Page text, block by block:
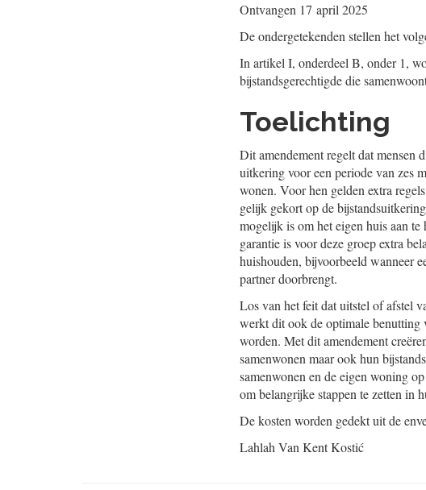
Ontvangen 17 april 2025
De ondergetekenden stellen het
In artikel I, onderdeel B, onder 1,
bijstandsgerechtigde die
Toelichting
Dit amendement regelt dat mensen
uitkering voor een periode van zes
wonen. Voor hen gelden extra
gelijk gekort op de
mogelijk is om het eigen huis aan
garantie is voor deze groep extra
huishouden, bijvoorbeeld wanneer
partner doorbrengt.
Los van het feit dat uitstel of afstel
werkt dit ook de optimale benutting
worden. Met dit amendement
samenwonen maar ook hun
samenwonen en de eigen woning
om belangrijke stappen te zetten in
De kosten worden gedekt uit de
Lahlah Van KentKostić